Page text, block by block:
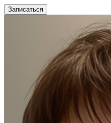
Записаться